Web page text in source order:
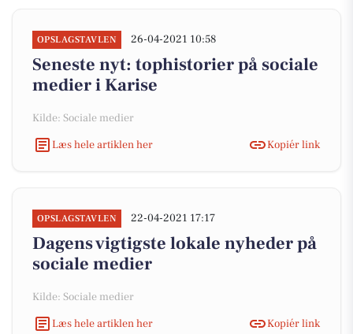
OPSLAGSTAVLEN 26-04-2021 10:58
Seneste nyt: tophistorier på sociale
medier i Karise
Kilde: Sociale medier
Læs hele artiklen her
Kopiér link
OPSLAGSTAVLEN 22-04-2021 17:17
Dagens vigtigste lokale nyheder på
sociale medier
Kilde: Sociale medier
Læs hele artiklen her
Kopiér link